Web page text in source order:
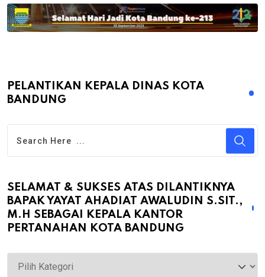
PELANTIKAN KEPALA DINAS KOTA
BANDUNG
SELAMAT & SUKSES ATAS DILANTIKNYA
BAPAK YAYAT AHADIAT AWALUDIN S.SIT.,
M.H SEBAGAI KEPALA KANTOR
PERTANAHAN KOTA BANDUNG
Selamat